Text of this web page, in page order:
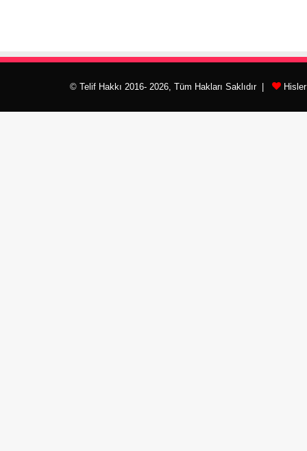
© Telif Hakkı 2016- 2026, Tüm Hakları Saklıdır |